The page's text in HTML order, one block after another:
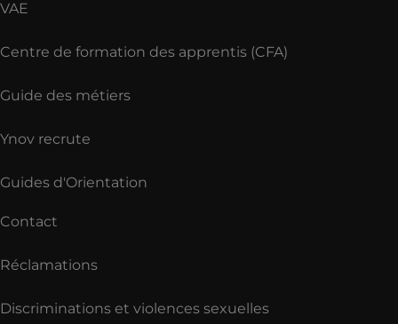
VAE
Centre de formation des apprentis (CFA)
Guide des métiers
Ynov recrute
Guides d'Orientation
Contact
Réclamations
Discriminations et violences sexuelles